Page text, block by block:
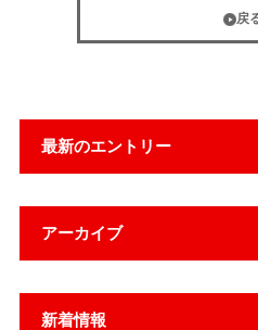
最新のエントリー
アーカイブ
新着情報
戻